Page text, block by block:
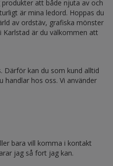
att både njuta av och
är mina ledord. Hoppas du
av ordstäv, grafiska mönster
Karlstad är du välkommen att
Därför kan du som kund alltid
handlar hos oss. Vi använder
bara vill komma i kontakt
jag så fort jag kan.